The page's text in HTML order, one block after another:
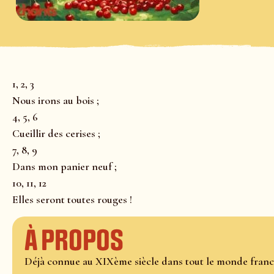
1, 2, 3
Nous irons au bois ;
4, 5, 6
Cueillir des cerises ;
7, 8, 9
Dans mon panier neuf ;
10, 11, 12
Elles seront toutes rouges !
À propos
Déjà connue au XIXème siècle dans tout le monde